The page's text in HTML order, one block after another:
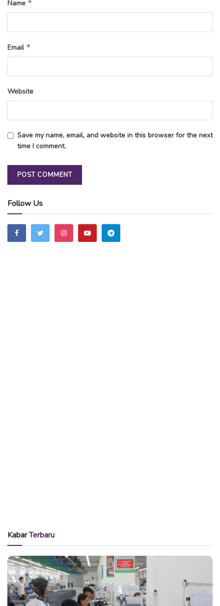
Name *
Email *
Website
Save my name, email, and website in this browser for the next
time I comment.
Follow Us
KabarTerbaru